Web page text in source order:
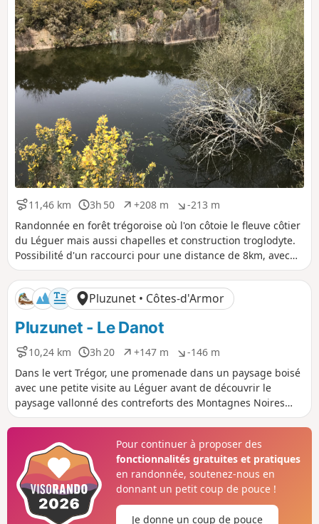
11,46 km
D
i
s
t
a
n
c
e
3h 50
D
u
r
é
e
+208 m
D
é
n
i
v
e
l
é
p
o
i
f
-213 m
D
é
n
i
v
e
l
é
n
a
i
f
Randonnée en forêt trégoroise où l'on côtoie le fleuve côtier
du Léguer mais aussi chapelles et construction troglodyte.
Possibilité d'un raccourci pour une distance de 8km, avec
classement "Facile'.
Pluzunet • Côtes-d'Armor
Pluzunet - Le Danot
10,24 km
D
i
s
t
a
n
3h 20
D
u
r
é
e
+147 m
D
é
n
i
v
e
é
p
o
s
-146 m
D
é
n
i
v
e
é
n
é
g
a
Dans le vert Trégor, une promenade dans un paysage boisé
avec une petite visite au Léguer avant de découvrir le
paysage vallonné des contreforts des Montagnes Noires
primitives.
Pour continuer à proposer des
fonctionnalités gratuites et pratiques
en randonnée, soutenez-nous en
donnant un petit coup de pouce !
Je donne un coup de pouce